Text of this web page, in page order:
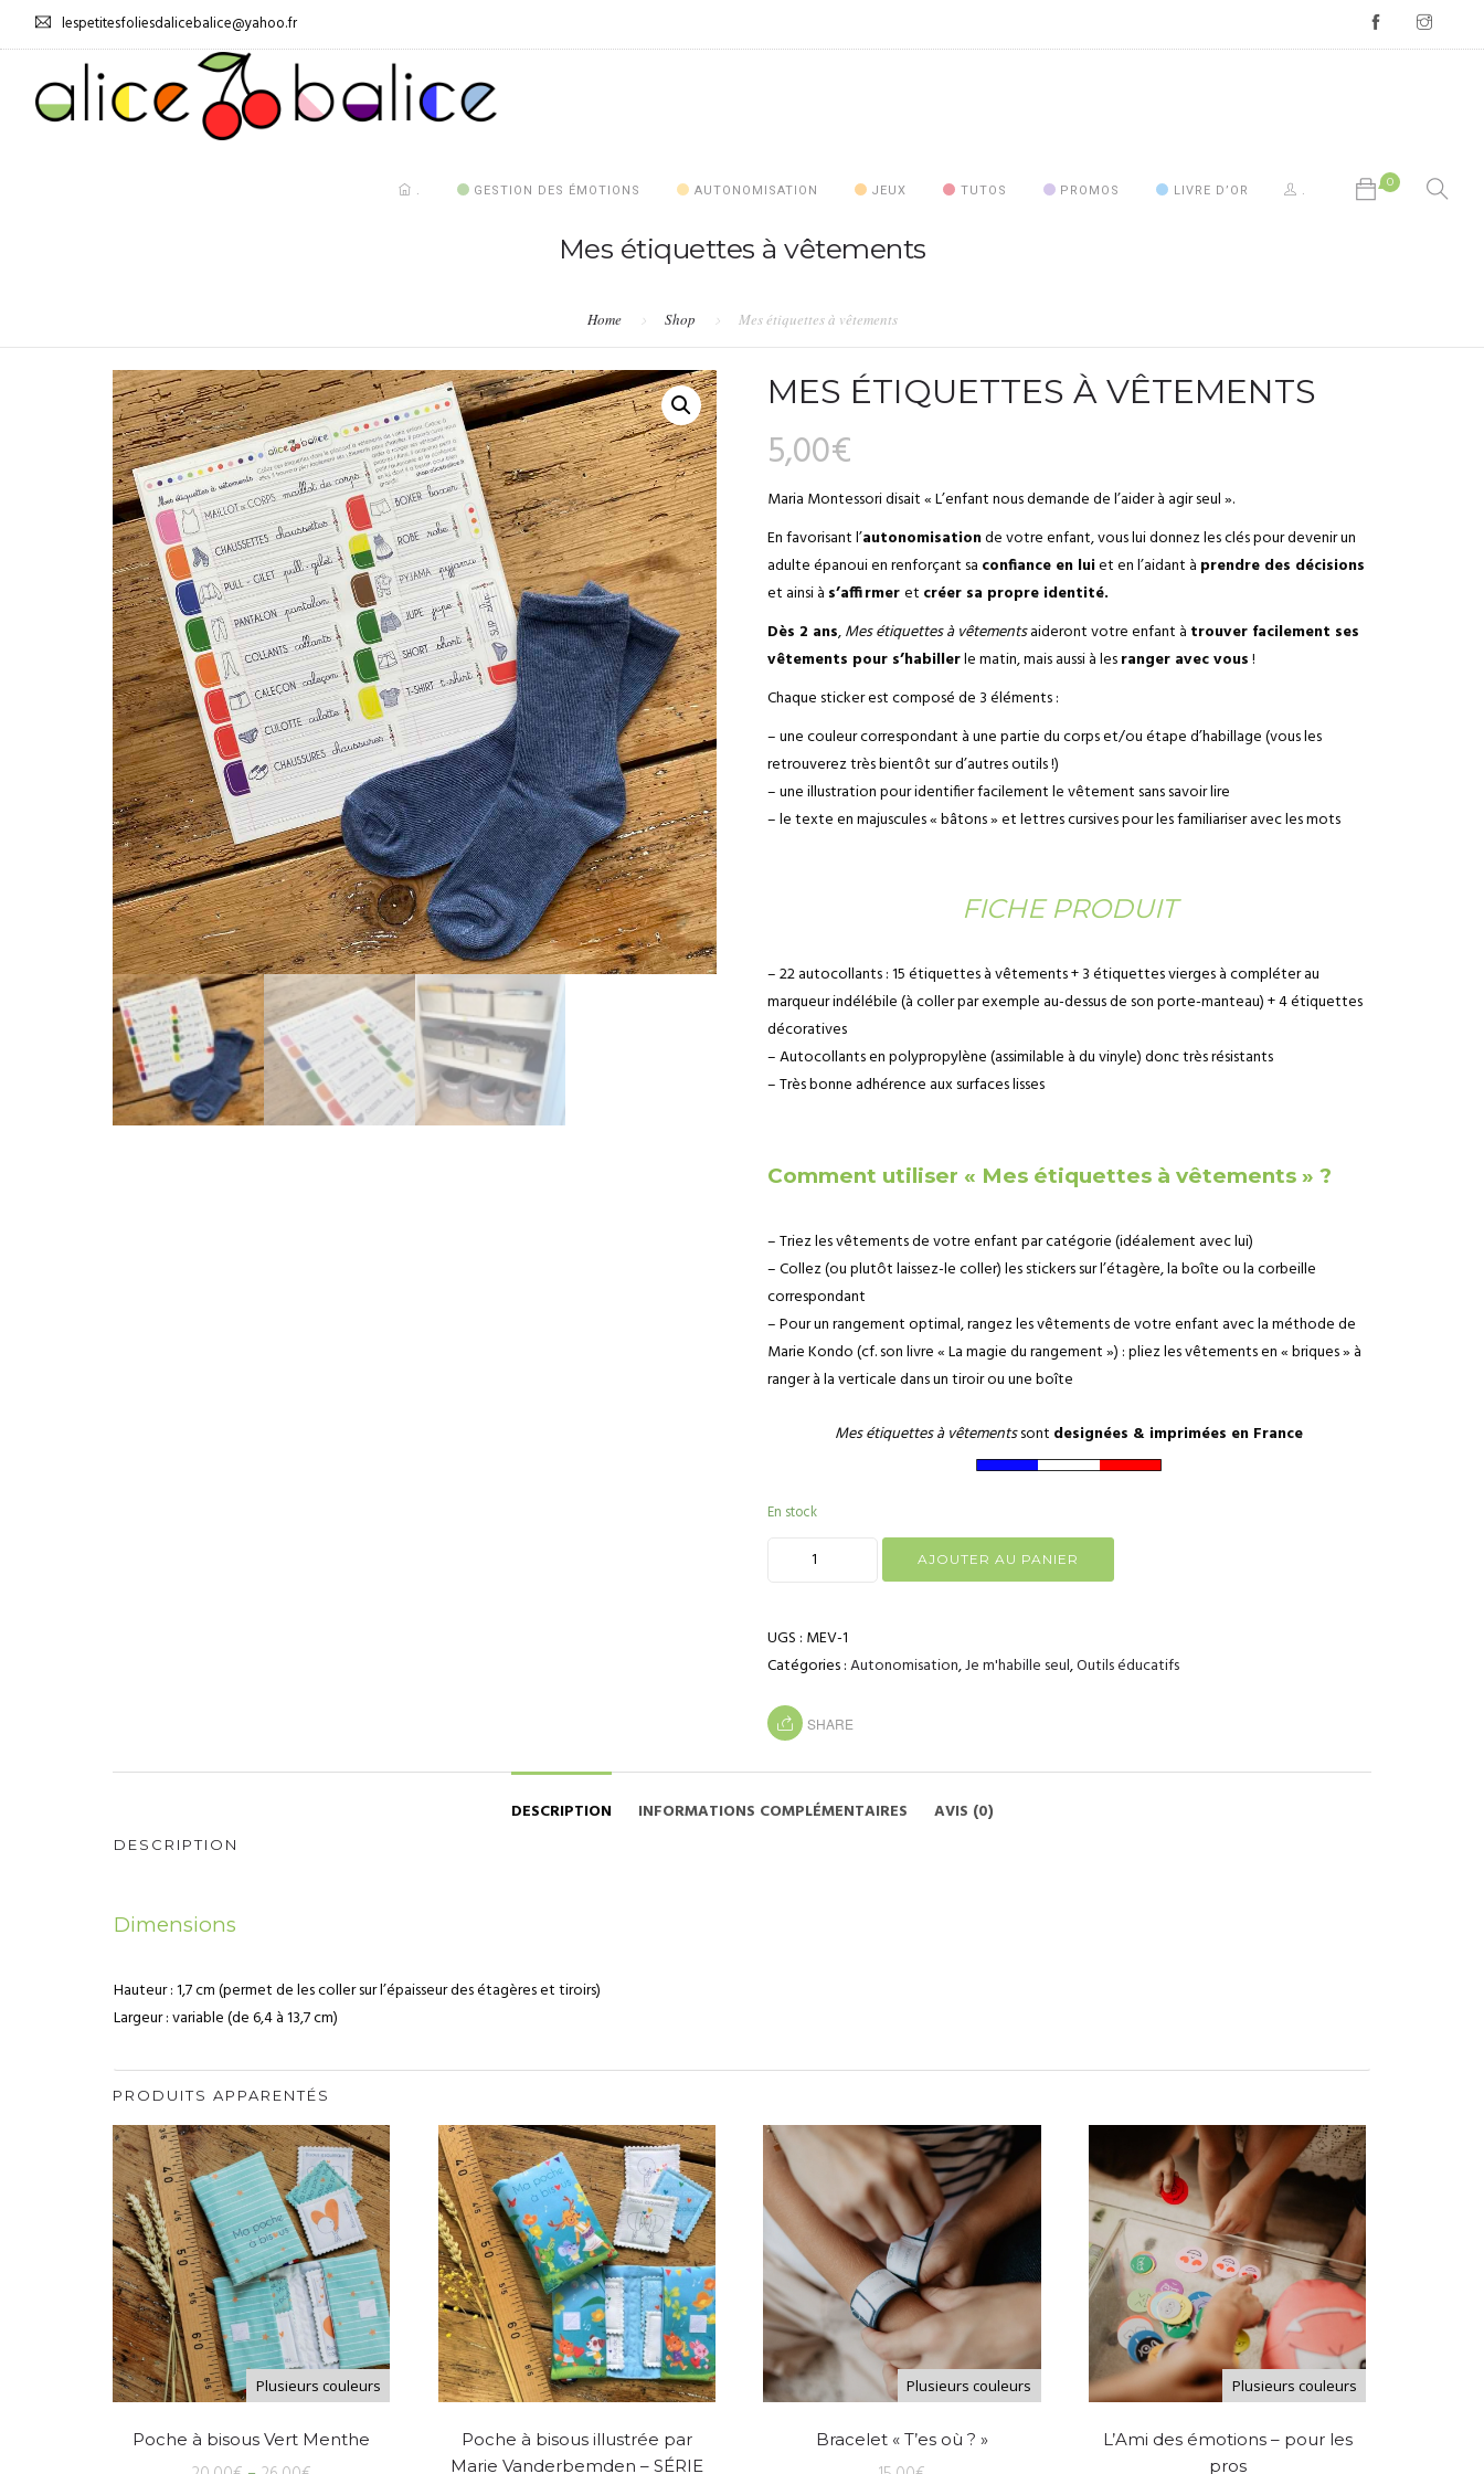
lespetitesfoliesdalicebalice@yahoo.fr
. GESTION DES ÉMOTIONS AUTONOMISATION JEUX TUTOS PROMOS LIVRE D’OR .
0
Mes étiquettes à vêtements
Home Shop Mes étiquettes à vêtements
MES ÉTIQUETTES À VÊTEMENTS
5,00€
Maria Montessori disait « L’enfant nous demande de l’aider à agir seul ».
En favorisant l’autonomisationde votre enfant, vous lui donnez les clés pour devenir un
adulte épanoui en renforçant sa confiance en luiet en l’aidant à prendre des décisions
et ainsi à s’affirmeret créer sa propre identité.
Dès 2 ans,Mes étiquettes à vêtementsaideront votre enfant à trouver facilement ses
vêtements pour s’habillerle matin, mais aussi à lesranger avec vous!
Chaque sticker est composé de 3 éléments :
– une couleur correspondant à une partie du corps et/ou étape d’habillage (vous les
retrouverez très bientôt sur d’autres outils !)
– une illustration pour identifier facilement le vêtement sans savoir lire
– le texte en majuscules « bâtons » et lettres cursives pour les familiariser avec les mots
FICHE PRODUIT
– 22 autocollants : 15 étiquettes à vêtements + 3 étiquettes vierges à compléter au
marqueur indélébile (à coller par exemple au-dessus de son porte-manteau) + 4 étiquettes
décoratives
– Autocollants en polypropylène (assimilable à du vinyle) donc très résistants
– Très bonne adhérence aux surfaces lisses
Comment utiliser « Mes étiquettes à vêtements » ?
– Triez les vêtements de votre enfant par catégorie (idéalement avec lui)
– Collez (ou plutôt laissez-le coller) les stickers sur l’étagère, la boîte ou la corbeille
correspondant
– Pour un rangement optimal, rangez les vêtements de votre enfant avec la méthode de
Marie Kondo (cf. son livre « La magie du rangement ») : pliez les vêtements en « briques » à
ranger à la verticale dans un tiroir ou une boîte
Mes étiquettes à vêtementssont designées & imprimées en France
En stock
AJOUTER AU PANIER
UGS : MEV-1
Catégories :Autonomisation,Je m'habille seul,Outils éducatifs
SHARE
DESCRIPTION INFORMATIONS COMPLÉMENTAIRES AVIS (0)
DESCRIPTION
Dimensions
Hauteur : 1,7 cm (permet de les coller sur l’épaisseur des étagères et tiroirs)
Largeur : variable (de 6,4 à 13,7 cm)
PRODUITS APPARENTÉS
Plusieurs couleurs
Poche à bisous Vert Menthe
Poche à bisous illustrée par
Marie Vanderbemden – SÉRIE
Plusieurs couleurs
Bracelet « T’es où ? »
Plusieurs couleurs
L’Ami des émotions – pour les
pros